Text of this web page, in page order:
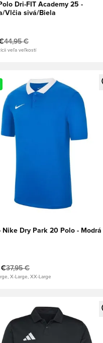
Dri-FIT Academy 25 -
Vlčia sivá/Biela
44,95 €
veľa veľkostí
modál na prihlásenie alebo
Nike Dry Park 20 Polo - Modrá
€37,95 €
X-Large, XX-Large
modál na prihlásenie alebo